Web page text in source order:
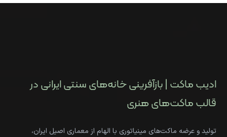
ادیب ماکت | بازآفرینی خانه‌های سنتی ایرانی در
قالب ماکت‌های هنری
تولید و عرضه ماکت‌های مینیاتوری با الهام از معماری اصیل ایران،